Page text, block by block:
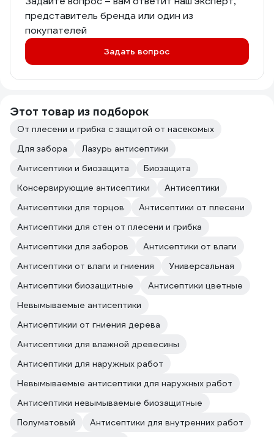
представитель бренда или один из
покупателей
Задать вопрос
Этот товар из подборок
От плесени и грибка с защитой от насекомых
Для забора
Лазурь антисептики
Антисептики и биозащита
Биозащита
Консервирующие антисептики
Антисептики
Антисептики для торцов
Антисептики от плесени
Антисептики для стен от плесени и грибка
Антисептики для заборов
Антисептики от влаги
Антисептики от влаги и гниения
Универсальная
Антисептики биозащитные
Антисептики цветные
Невымываемые антисептики
Антисептикии от гниения дерева
Антисептики для влажной древесины
Антисептики для наружных работ
Невымываемые антисептики для наружных работ
Антисептики невымываемые биозащитные
Полуматовый
Антисептики для внутренних работ